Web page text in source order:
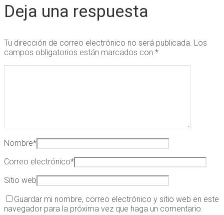
Deja una respuesta
Tu dirección de correo electrónico no será publicada. Los
campos obligatorios están marcados con *
Nombre*
Correo electrónico*
Sitio web
Guardar mi nombre, correo electrónico y sitio web en este
navegador para la próxima vez que haga un comentario.